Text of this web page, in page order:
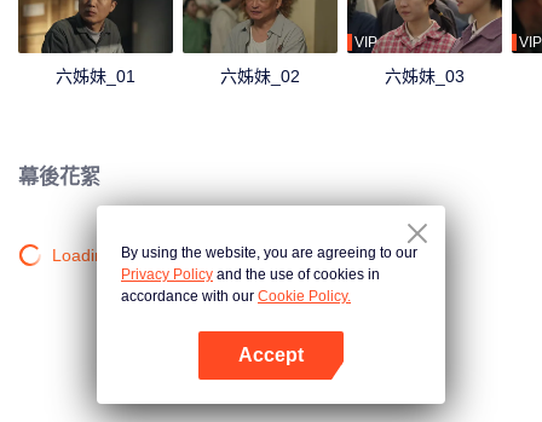
六姊妹_01 六姊妹_02
VIP
六姊妹_03
VIP
幕後花絮
Loading…By using the website, you are agreeing to our
Privacy Policy and the use of cookies in
accordance with our Cookie Policy.
Accept